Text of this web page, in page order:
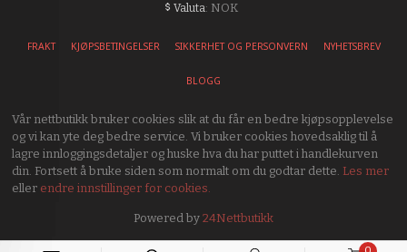
Valuta: NOK
FRAKT KJØPSBETINGELSER SIKKERHET OG PERSONVERN NYHETSBREV
BLOGG
Vår nettbutikk bruker cookies slik at du får en bedre kjøpsopplevelse
og vi kan yte deg bedre service. Vi bruker cookies hovedsaklig til å
lagre innloggingsdetaljer og huske hva du har puttet i handlekurven
din. Fortsett å bruke siden som normalt om du godtar dette. Les mer
eller endre innstillinger for cookies.
Powered by 24Nettbutikk